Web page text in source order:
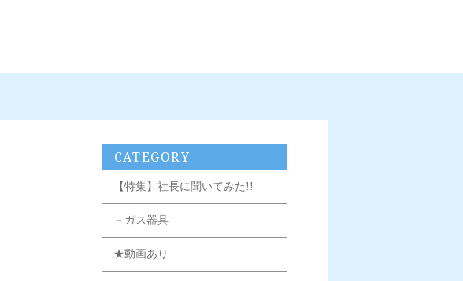
CATEGORY
【特集】社長に聞いてみた!!
－ガス器具
★動画あり